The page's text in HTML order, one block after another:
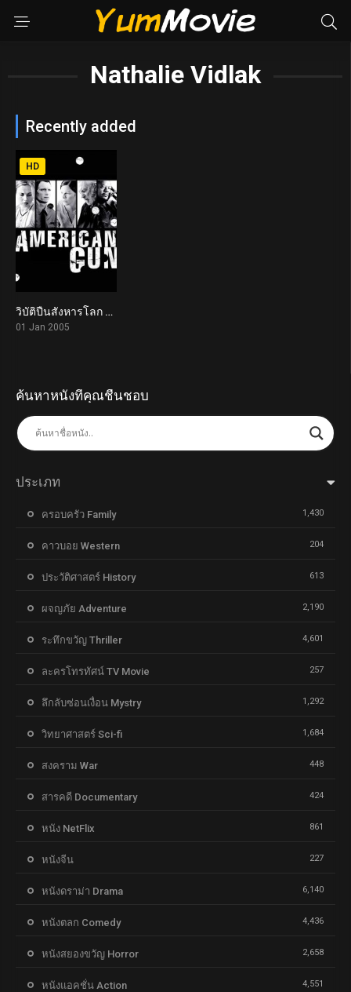
Nathalie Vidlak
Recently added
6.1
HD
วิบัติปืนสังหารโลก American Gun (2005)
01 Jan 2005
ค้นหาหนังที่คุณชื่นชอบ
ประเภท
ครอบครัว Family 1,430
คาวบอย Western 204
ประวัติศาสตร์ History 613
ผจญภัย Adventure 2,190
ระทึกขวัญ Thriller 4,601
ละครโทรทัศน์ TV Movie 257
ลึกลับซ่อนเงื่อน Mystry 1,292
วิทยาศาสตร์ Sci-fi 1,684
สงคราม War 448
สารคดี Documentary 424
หนัง NetFlix 861
หนังจีน 227
หนังดราม่า Drama 6,140
หนังตลก Comedy 4,436
หนังสยองขวัญ Horror 2,658
หนังแอคชั่น Action 4,551